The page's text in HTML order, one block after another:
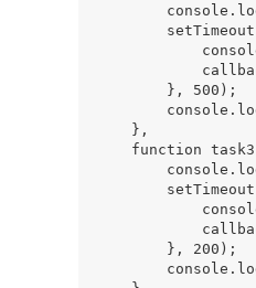
        }, 500);
    },
function
        }, 200);